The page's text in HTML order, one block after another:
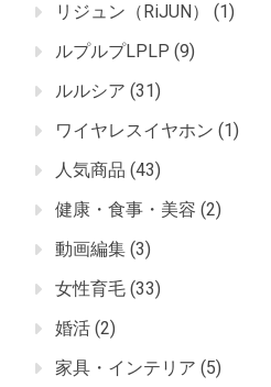
リジュン（RiJUN）
(1)
ルプルプLPLP (9)
ルルシア (31)
ワイヤレスイヤホン (1)
人気商品 (43)
健康・食事・美容 (2)
動画編集 (3)
女性育毛 (33)
婚活 (2)
家具・インテリア (5)